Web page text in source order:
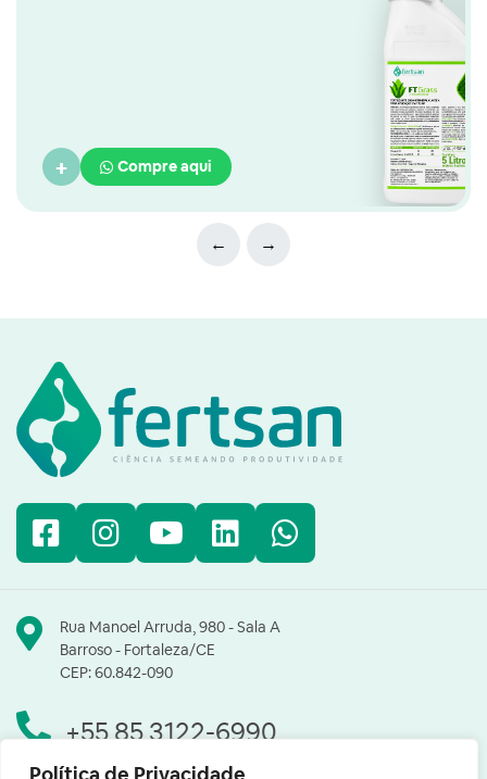
+ Compre aqui
← →
Facebook
Instagram
YouTube
LinkedInWhatsApp
Rua Manoel Arruda, 980 - Sala A
Barroso - Fortaleza/CE
CEP: 60.842-090
+55 85 3122-6990